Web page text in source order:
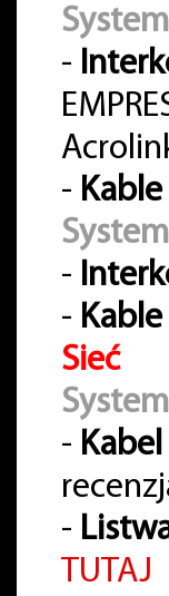
-
-
-
-
Sieć
-
-
TUTAJ